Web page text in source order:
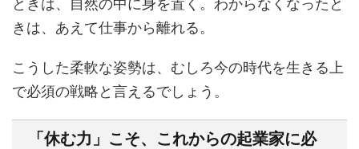
ときは、自然の中に身を置く。わからなくなったと
きは、あえて仕事から離れる。
こうした柔軟な姿勢は、むしろ今の時代を生きる上
で必須の戦略と言えるでしょう。
「休む力」こそ、これからの起業家に必